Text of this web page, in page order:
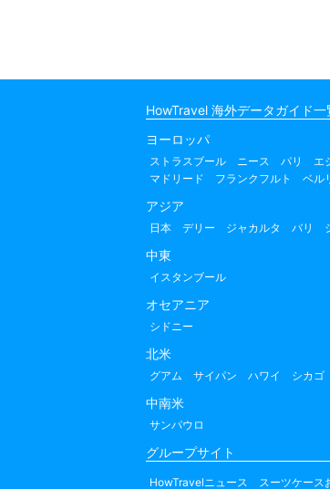
HowTravel 海外データガイド一
ヨーロッパ
ストラスブール ニース パリ エ
マドリード
フランクフルト ベル
アジア
日本 デリー ジャカルタ バリ
中東
イスタンブール
オセアニア
シドニー
北米
グアム サイパン ハワイ シカゴ
中南米
サンパウロ
グループサイト
HowTravelニュース スーツケース